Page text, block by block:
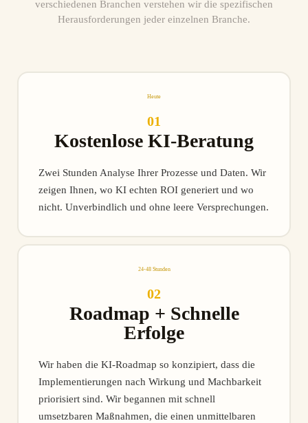
verschiedenen Branchen verstehen wir die spezifischen
Herausforderungen jeder einzelnen Branche.
Heute
01
Kostenlose KI-Beratung
Zwei Stunden Analyse Ihrer Prozesse und Daten. Wir
zeigen Ihnen, wo KI echten ROI generiert und wo
nicht. Unverbindlich und ohne leere Versprechungen.
24-48 Stunden
02
Roadmap + Schnelle
Erfolge
Wir haben die KI-Roadmap so konzipiert, dass die
Implementierungen nach Wirkung und Machbarkeit
priorisiert sind. Wir begannen mit schnell
umsetzbaren Maßnahmen, die einen unmittelbaren